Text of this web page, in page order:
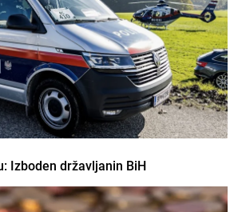
Izboden državljanin BiH